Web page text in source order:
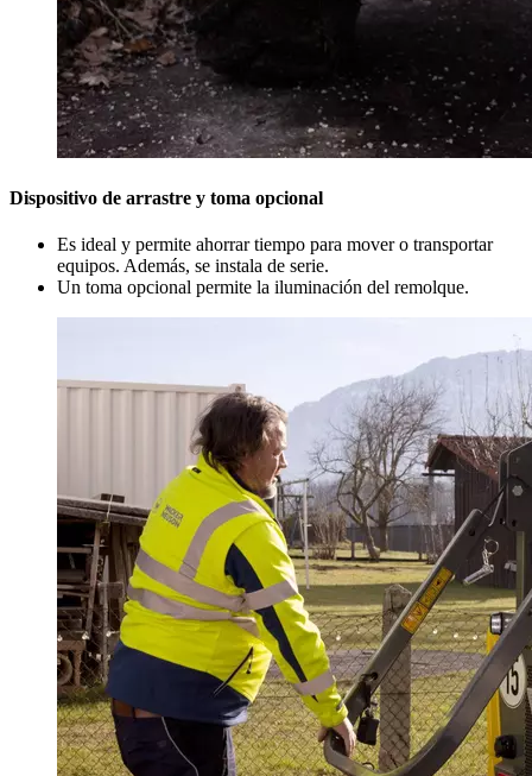
Dispositivo de arrastre y toma opcional
Es ideal y permite ahorrar tiempo para mover o transportar
equipos. Además, se instala de serie.
Un toma opcional permite la iluminación del remolque.